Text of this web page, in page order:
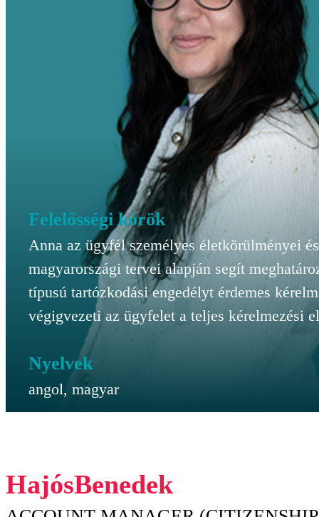
Felelősségi körök
Anna az ügyfél személyes életkörülményei és
magyarországi tervei alapján segít
típusú tartózkodási engedélyt érdemes
végigvezeti az ügyfelet a teljes kérelmezési
Nyelvek
angol, magyar
Benedek
Hajós